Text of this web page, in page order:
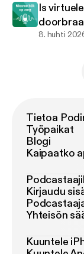
Is
8. huhti
Tietoa
Työpaikat
Blogi
Kaipaatko
Kirjaudu
Yhteisön
Kuuntele